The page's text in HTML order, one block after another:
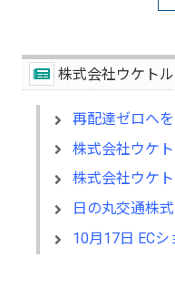
株式会社ウケト
再配達ゼロへを目指し
株式会社ウケトルがマンション・ア
株式会社ウケトルが各
日の丸交通株式会社
10月17日 ECショップ企業/